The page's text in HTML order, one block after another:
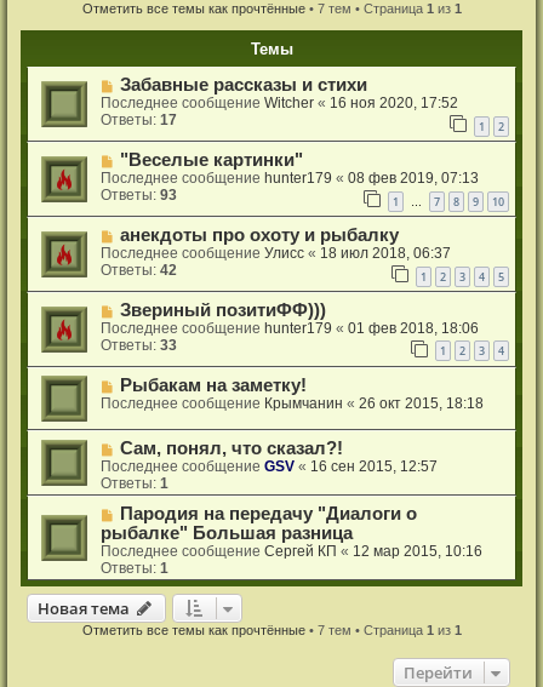
Отметить все темы как прочтённые• 7 тем • Страница 1 из 1
Темы
Забавные рассказы и стихи
Последнее сообщениеWitcher « 16 ноя 2020, 17:52
Ответы:17 1 2
"Веселые картинки"
Последнее сообщение hunter179 «08 фев 2019, 07:13
Ответы:93 1 7 8 9 10
анекдоты про охоту и рыбалку
Последнее сообщениеУлисс « 18 июл 2018, 06:37
Ответы:42 1 2 3 4 5
Звериный позитиФФ)))
Последнее сообщениеhunter179 «01 фев 2018, 18:06
Ответы:33 1 2 3 4
Рыбакам на заметку!
Последнее сообщение Крымчанин «26 окт 2015, 18:18
Сам, понял, что сказал?!
Последнее сообщениеGSV « 16 сен 2015, 12:57
Ответы:1
Пародия на передачу "Диалоги о
рыбалке" Большая разница
Последнее сообщениеСергей КП « 12 мар 2015, 10:16
Ответы:1
Новая тема
Новаятема
Отметить все темы как прочтённые• 7 тем • Страница 1 из 1
Перейти